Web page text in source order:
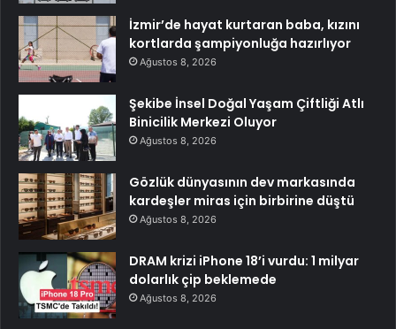
İzmir’de hayat kurtaran baba, kızını
kortlarda şampiyonluğa hazırlıyor
Ağustos 8, 2026
Şekibe İnsel Doğal Yaşam Çiftliği Atlı
Binicilik Merkezi Oluyor
Ağustos 8, 2026
Gözlük dünyasının dev markasında
kardeşler miras için birbirine düştü
Ağustos 8, 2026
DRAM krizi iPhone 18’i vurdu: 1 milyar
dolarlık çip beklemede
Ağustos 8, 2026